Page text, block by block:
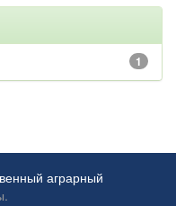
1
аграрный